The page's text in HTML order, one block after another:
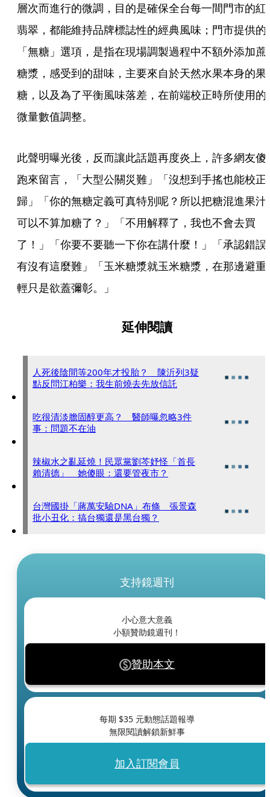
層次而進行的微調，目的是確保全台每一間門市的紅
翡翠，都能維持品牌標誌性的經典風味；門市提供的
「無糖」選項，是指在現場調製過程中不額外添加蔗
糖漿，感受到的甜味，主要來自於天然水果本身的果
糖，以及為了平衡風味落差，在前端校正時所使用的
微量數值調整。
此聲明曝光後，反而讓此話題再度炎上，許多網友傻
跑來留言，「大型公關災難」「沒想到手搖也能校正
歸」「你的無糖定義可真特別呢？所以把糖混進果汁
可以不算加糖了？」「不用解釋了，我也不會去買
了！」「你要不要聽一下你在講什麼！」「承認錯誤
有沒有這麼難」「玉米糖漿就玉米糖漿，在那邊避重
輕只是欲蓋彌彰。」
延伸閱讀
人死後陰間等200年才投胎？ 陳沂列3疑
點反問江柏樂：我生前燒去先放信託
吃很清淡膽固醇更高？ 醫師曝忽略3件
事：問題不在油
辣椒水之亂延燒！民眾黨劉芩妤怪「首長
賴清德」 她傻眼：還要管夜市？
台灣國掛「蔣萬安驗DNA」布條 張景森
批小丑化：搞台獨還是黑台獨？
支持鏡週刊
小心意大意義
小額贊助鏡週刊！
贊助本文
每期 $35 元動態話題報導
無限閱讀解鎖新鮮事
加入訂閱會員